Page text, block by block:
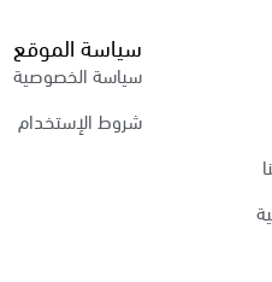
سياسة الموقع
سياسة الخصوصية
شروط الإستخدام